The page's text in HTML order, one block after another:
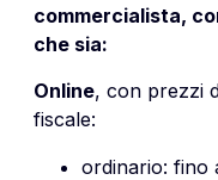
commercialista,
che sia:
Online, con prezzi
fiscale:
ordinario: fino